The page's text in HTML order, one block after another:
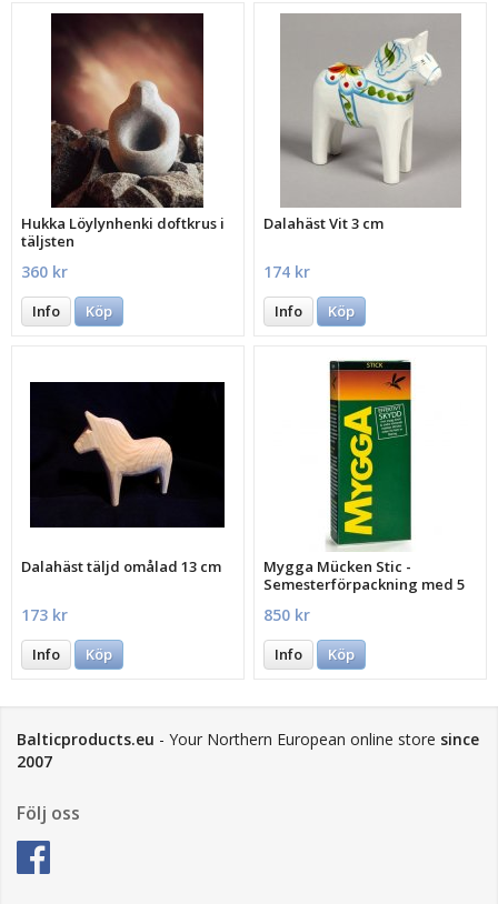
Hukka Löylynhenki doftkrus i
täljsten
360 kr
Info Köp
Dalahäst Vit 3 cm
174 kr
Info Köp
Dalahäst täljd omålad 13 cm
173 kr
Info Köp
Mygga Mücken Stic -
Semesterförpackning med 5
850 kr
Info Köp
Balticproducts.eu - Your Northern European online store since
2007
Följ oss